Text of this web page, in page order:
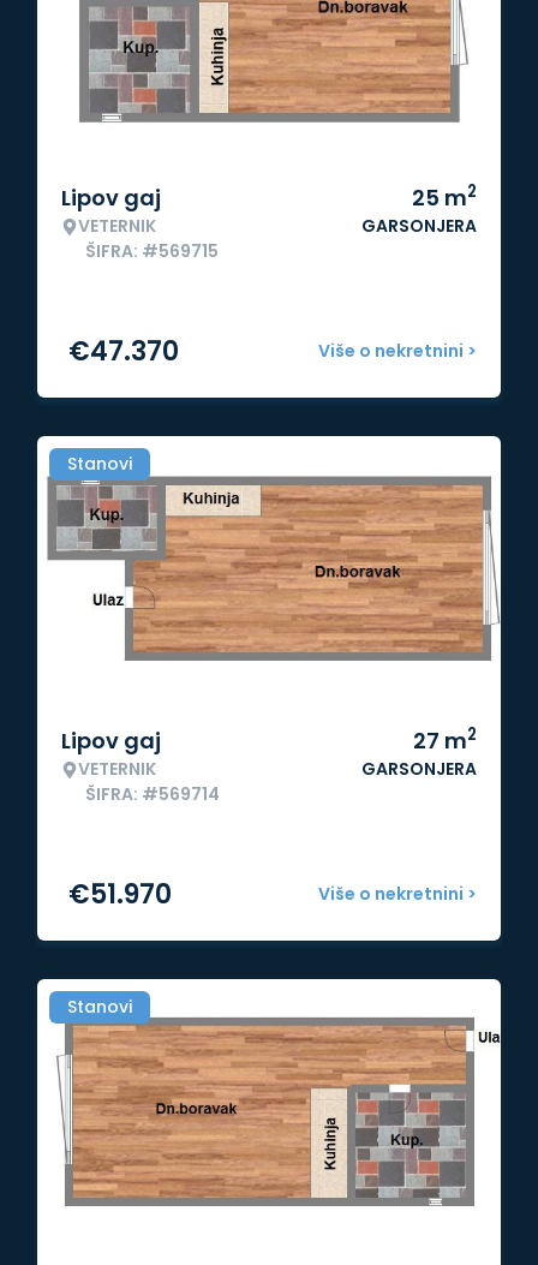
Lipov gaj
VETERNIK
ŠIFRA: #569715
25 m2
GARSONJERA
Više o nekretnini >
€47.370
Stanovi
Lipov gaj
VETERNIK
ŠIFRA: #569714
27 m2
GARSONJERA
Više o nekretnini >
€51.970
Stanovi